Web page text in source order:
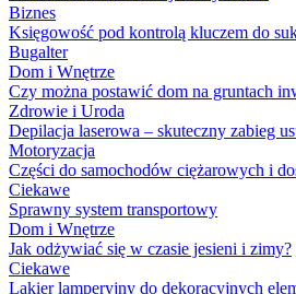
Biznes
Księgowość pod kontrolą kluczem do
Bugalter
Dom i Wnętrze
Czy można postawić dom na gruntach
Zdrowie i Uroda
Depilacja laserowa – skuteczny zabieg
Motoryzacja
Części do samochodów ciężarowych i
Ciekawe
Sprawny system transportowy
Dom i Wnętrze
Jak odżywiać się w czasie jesieni i zimy?
Ciekawe
Lakier lamperyjny do dekoracyjnych